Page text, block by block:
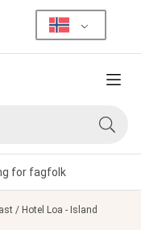
Meny
Søk
for fagfolk
/ Hotel Loa - Island